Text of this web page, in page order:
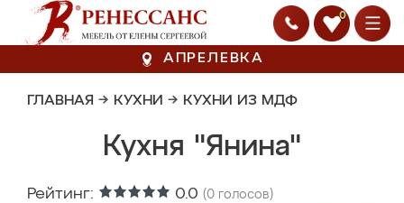
0
АПРЕЛЕВКА
ГЛАВНАЯ → КУХНИ → КУХНИ ИЗ МДФ
Кухня "Янина"
Рейтинг: 0.0 (0 голосов)